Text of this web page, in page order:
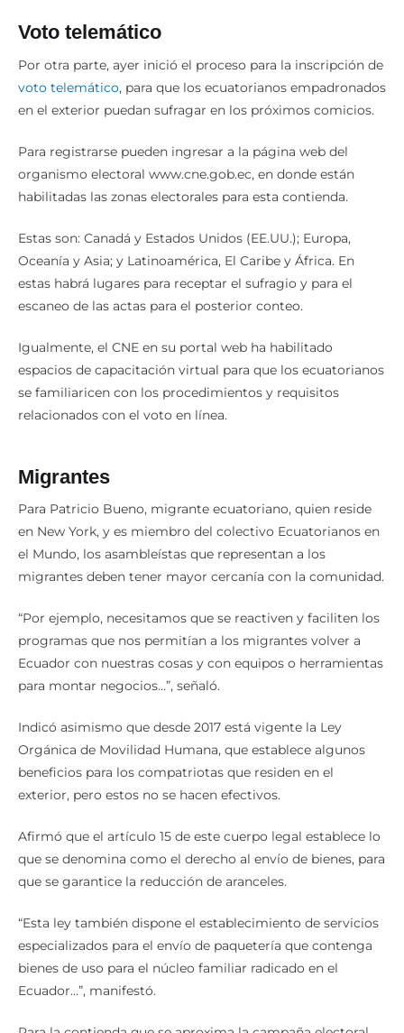
Voto telemático
Por otra parte, ayer inició el proceso para la inscripción de
voto telemático, para que los ecuatorianos empadronados
en el exterior puedan sufragar en los próximos comicios.
Para registrarse pueden ingresar a la página web del
organismo electoral www.cne.gob.ec, en donde están
habilitadas las zonas electorales para esta contienda.
Estas son: Canadá y Estados Unidos (EE.UU.); Europa,
Oceanía y Asia; y Latinoamérica, El Caribe y África. En
estas habrá lugares para receptar el sufragio y para el
escaneo de las actas para el posterior conteo.
Igualmente, el CNE en su portal web ha habilitado
espacios de capacitación virtual para que los ecuatorianos
se familiaricen con los procedimientos y requisitos
relacionados con el voto en línea.
Migrantes
Para Patricio Bueno, migrante ecuatoriano, quien reside
en New York, y es miembro del colectivo Ecuatorianos en
el Mundo, los asambleístas que representan a los
migrantes deben tener mayor cercanía con la comunidad.
“Por ejemplo, necesitamos que se reactiven y faciliten los
programas que nos permitían a los migrantes volver a
Ecuador con nuestras cosas y con equipos o herramientas
para montar negocios…”, señaló.
Indicó asimismo que desde 2017 está vigente la Ley
Orgánica de Movilidad Humana, que establece algunos
beneficios para los compatriotas que residen en el
exterior, pero estos no se hacen efectivos.
Afirmó que el artículo 15 de este cuerpo legal establece lo
que se denomina como el derecho al envío de bienes, para
que se garantice la reducción de aranceles.
“Esta ley también dispone el establecimiento de servicios
especializados para el envío de paquetería que contenga
bienes de uso para el núcleo familiar radicado en el
Ecuador…”, manifestó.